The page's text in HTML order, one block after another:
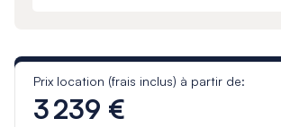
Prix location (frais inclus) à partir de:
3 239 €